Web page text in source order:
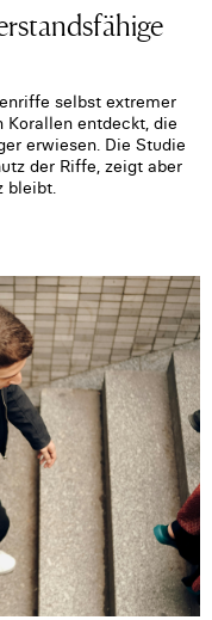
selbst extremer
Korallen entdeckt, die
erwiesen. Die Studie
der Riffe, zeigt aber
bleibt.